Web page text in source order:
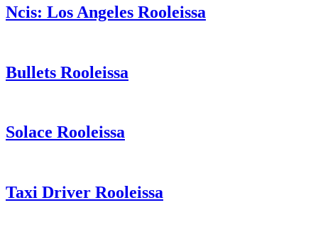
Ncis: Los Angeles Rooleissa
Bullets Rooleissa
Solace Rooleissa
Taxi Driver Rooleissa